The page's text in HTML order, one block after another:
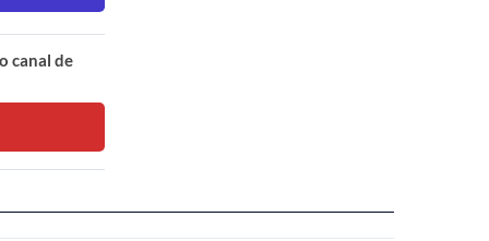
canal de